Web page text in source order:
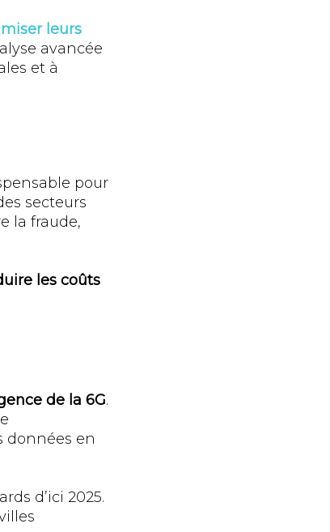
leurs
avancée
et à
pour
secteurs
la fraude,
les coûts
de la 6G.
données en
d’ici 2025.